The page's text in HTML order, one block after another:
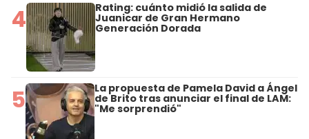
4 Rating: cuánto midió la salida de
Juanicar de Gran Hermano
Generación Dorada
5 La propuesta de Pamela David a Ángel
de Brito tras anunciar el final de LAM:
"Me sorprendió"